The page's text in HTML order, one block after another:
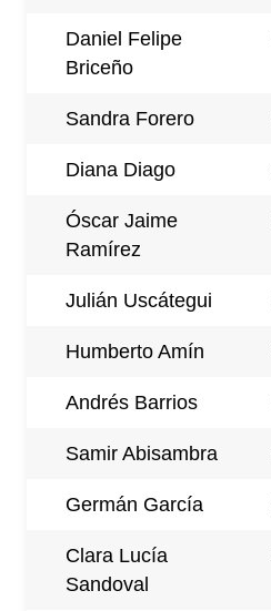
Daniel Felipe
Briceño
Sandra Forero
Diana Diago
Óscar Jaime
Ramírez
Julián Uscátegui
Humberto Amín
Andrés Barrios
Samir Abisambra
Germán García
Clara Lucía
Sandoval